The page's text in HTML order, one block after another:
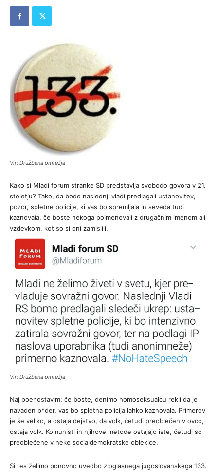
Vir: Družbena omrežja
Kako si Mladi forum stranke SD predstavlja svobodo govora v 21.
stoletju? Tako, da bodo naslednji vladi predlagali ustanovitev,
pozor, spletne policije, ki vas bo spremljala in seveda tudi
kaznovala, če boste nekoga poimenovali z drugačnim imenom ali
vzdevkom, kot so si oni zamislili.
Vir: Družbena omrežja
Naj poenostavim: če boste, denimo homoseksualcu rekli da je
navaden p*der, vas bo spletna policija lahko kaznovala. Primerov
je še veliko, a ostaja dejstvo, da volk, četudi preoblečen v ovco,
ostaja volk. Komunisti in njihove metode ostajajo iste, četudi so
preoblečene v neke socialdemokratske oblekice.
Si res želimo ponovno uvedbo zloglasnega jugoslovanskega 133.